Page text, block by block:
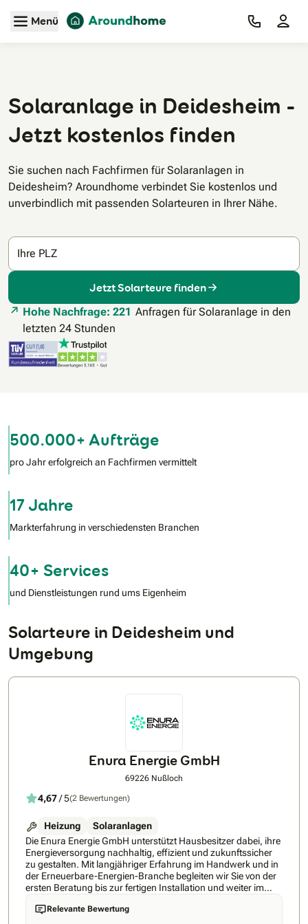
Zum Hauptinhalt
Menü
Solaranlage in Deidesheim -
Jetzt kostenlos finden
Sie suchen nach Fachfirmen für Solaranlagen in
Deidesheim? Aroundhome verbindet Sie kostenlos und
unverbindlich mit passenden Solarteuren in Ihrer Nähe.
Ihre PLZ
Jetzt Solarteure finden
Hohe Nachfrage: 221 Anfragen für Solaranlage in den
letzten 24 Stunden
500.000+ Aufträge
pro Jahr erfolgreich an Fachfirmen vermittelt
17 Jahre
Markterfahrung in verschiedensten Branchen
40+ Services
und Dienstleistungen rund ums Eigenheim
Solarteure in Deidesheim und
Umgebung
Enura Energie GmbH
69226 Nußloch
4,67/ 5(2 Bewertungen)
Heizung
Solaranlagen
Die Enura Energie GmbH unterstützt Hausbesitzer dabei, ihre
Energieversorgung nachhaltig, effizient und zukunftssicher
zu gestalten. Mit langjähriger Erfahrung im Handwerk und in
der Erneuerbare-Energien-Branche begleiten wir Sie von der
ersten Beratung bis zur fertigen Installation und weiter im
Aftersale – kompetent, persönlich und zuverlässig.Jedes
Zuhause ist einzigartig. Deshalb entwickeln wir individuelle
Relevante Bewertung